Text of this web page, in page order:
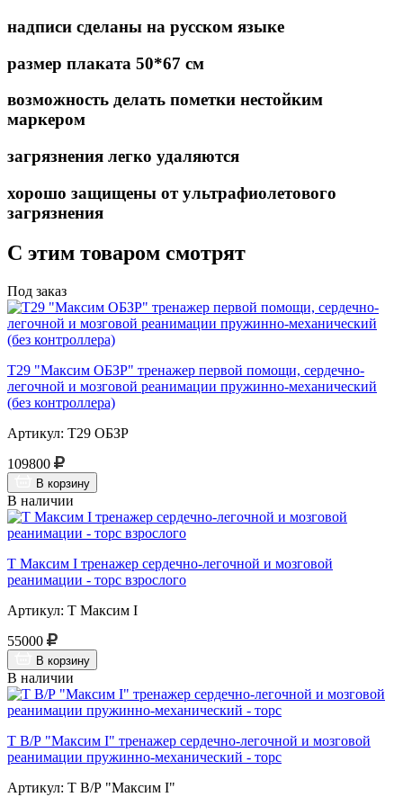
надписи сделаны на русском языке
размер плаката 50*67 см
возможность делать пометки нестойким
маркером
загрязнения легко удаляются
хорошо защищены от ультрафиолетового
загрязнения
С этим товаром смотрят
Под заказ
Т29 "Максим ОБЗР" тренажер первой помощи, сердечно-
легочной и мозговой реанимации пружинно-механический
(без контроллера)
Артикул: Т29 ОБЗР
109800
В корзину
В наличии
Т Максим I тренажер сердечно-легочной и мозговой
реанимации - торс взрослого
Артикул: Т Максим I
55000
В корзину
В наличии
Т В/Р "Максим I" тренажер сердечно-легочной и мозговой
реанимации пружинно-механический - торс
Артикул: Т В/Р "Максим I"